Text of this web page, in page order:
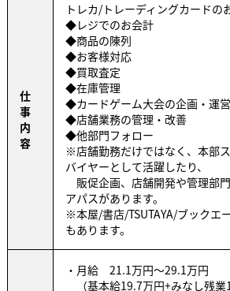
仕
事
内
容
トレカ/トレーディングカードの
◆レジでのお会計
◆商品の陳列
◆お客様対応
◆買取査定
◆在庫管理
◆カードゲーム大会の企画・運営
◆店舗業務の管理・改善
◆他部門フォロー
※店舗勤務だけではなく、本部
バイヤーとして活躍したり、
販促企画、店舗開発や管理部
アパスがあります。
※本屋/書店/TSUTAYA/ブックエ
もあります。
・月給 21.1万円～29.1万円
（基本給19.7万円+みなし残業